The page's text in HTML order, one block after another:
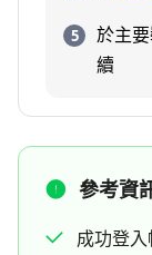
於主
續
參考資
成功登入